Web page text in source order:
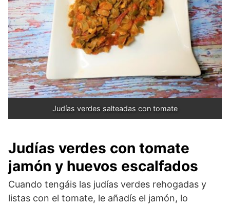
Judías verdes salteadas con tomate
Judías verdes con tomate
jamón y huevos escalfados
Cuando tengáis las judías verdes rehogadas y
listas con el tomate, le añadís el jamón, lo